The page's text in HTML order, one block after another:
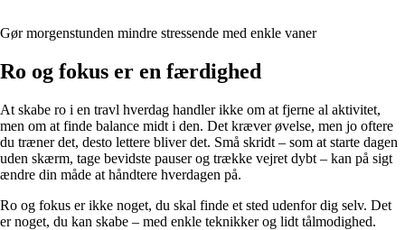
Gør morgenstunden mindre stressende med enkle vaner
Ro og fokus er en færdighed
At skabe ro i en travl hverdag handler ikke om at fjerne al aktivitet,
men om at finde balance midt i den. Det kræver øvelse, men jo oftere
du træner det, desto lettere bliver det. Små skridt – som at starte dagen
uden skærm, tage bevidste pauser og trække vejret dybt – kan på sigt
ændre din måde at håndtere hverdagen på.
Ro og fokus er ikke noget, du skal finde et sted udenfor dig selv. Det
er noget, du kan skabe – med enkle teknikker og lidt tålmodighed.